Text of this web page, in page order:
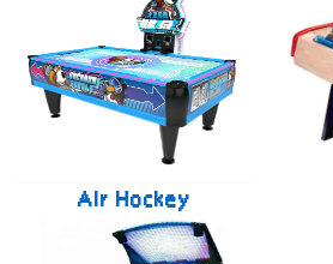
Air Hockey